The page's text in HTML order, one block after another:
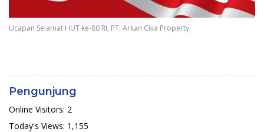
Ucapan Selamat HUT ke-80 RI, PT. Arkan Civa Property.
Pengunjung
Online Visitors: 2
Today's Views: 1,155